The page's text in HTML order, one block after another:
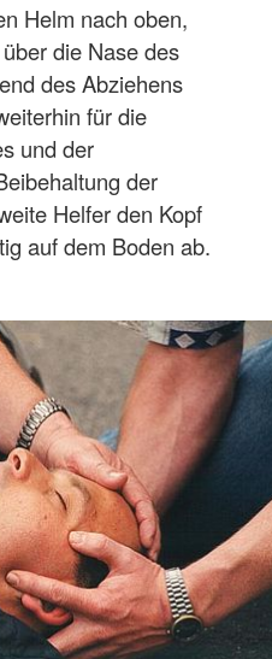
Helm nach oben,
die Nase des
des Abziehens
für die
und der
der
Helfer den Kopf
auf dem Boden ab.